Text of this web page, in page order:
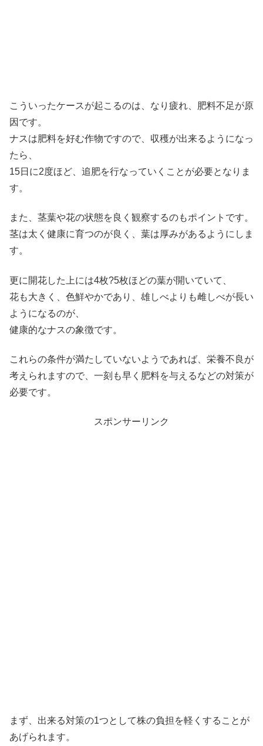
こういったケースが起こるのは、なり疲れ、肥料不足が原
因です。
ナスは肥料を好む作物ですので、収穫が出来るようになっ
たら、
15日に2度ほど、追肥を行なっていくことが必要となりま
す。
また、茎葉や花の状態を良く観察するのもポイントです。
茎は太く健康に育つのが良く、葉は厚みがあるようにしま
す。
更に開花した上には4枚?5枚ほどの葉が開いていて、
花も大きく、色鮮やかであり、雄しべよりも雌しべが長い
ようになるのが、
健康的なナスの象徴です。
これらの条件が満たしていないようであれば、栄養不良が
考えられますので、一刻も早く肥料を与えるなどの対策が
必要です。
スポンサーリンク
まず、出来る対策の1つとして株の負担を軽くすることが
あげられます。